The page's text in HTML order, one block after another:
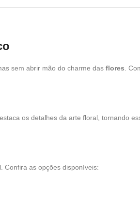
sem abrir mão do charme das flores .
os detalhes da arte floral, tornando
Confira as opções disponíveis: